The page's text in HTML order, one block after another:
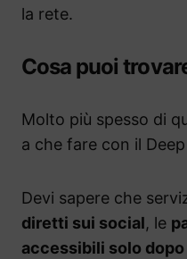
la rete.
Cosa puoi
Molto più spesso di
a che fare con il Deep
Devi sapere che
diretti sui social, le
accessibili solo